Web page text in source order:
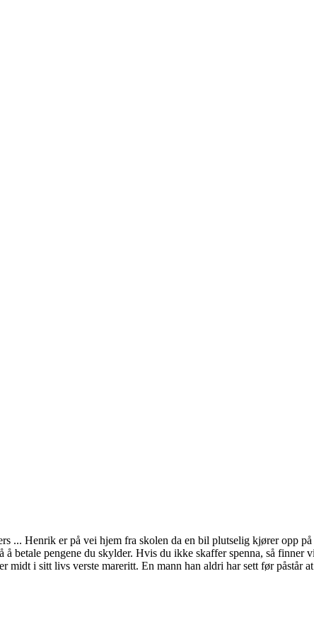
... Henrik er på vei hjem fra skolen da en bil plutselig kjører opp
betale pengene du skylder. Hvis du ikke skaffer spenna, så finner
i sitt livs verste mareritt. En mann han aldri har sett før påstår